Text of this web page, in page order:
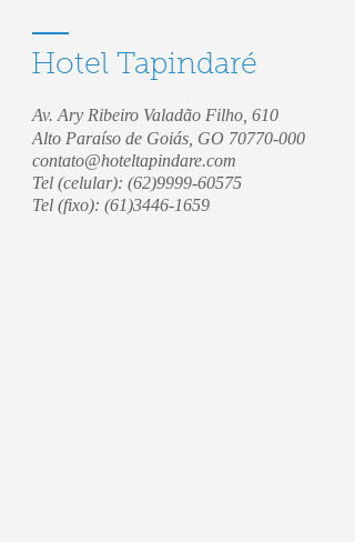
Hotel Tapindaré
Av. Ary Ribeiro Valadão Filho, 610
Alto Paraíso de Goiás, GO 70770-000
contato@hoteltapindare.com
Tel (celular): (62)9999-60575
Tel (fixo): (61)3446-1659